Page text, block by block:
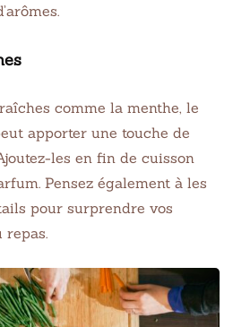
comme la menthe, le
apporter une touche de
les en fin de cuisson
Pensez également à les
pour surprendre vos
repas.